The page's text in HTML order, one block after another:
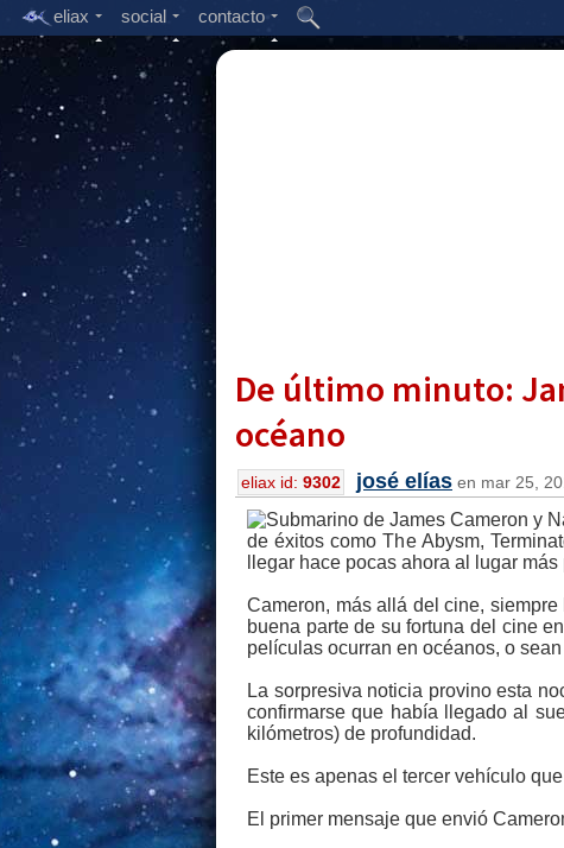
eliax social contacto
De último minuto:
océano
eliax id: 9302 josé elías en mar 25,
de éxitos como The Abysm,
llegar hace pocas ahora al lugar
Cameron, más allá del cine,
buena parte de su fortuna del cine
películas ocurran en océanos, o
La sorpresiva noticia provino esta
confirmarse que había llegado al
kilómetros) de profundidad.
Este es apenas el tercer vehículo
El primer mensaje que envió